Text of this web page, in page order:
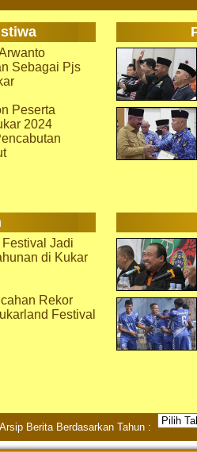
Sebagai Pjs
Peserta
2024
Jadi
di Kukar
Rekor
Festival
Arsip Berita Berdasarkan Tahun :